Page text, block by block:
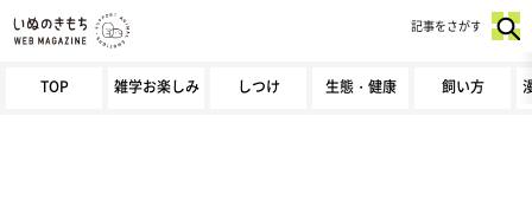
TOP 雑学お楽しみ しつけ 生態・健康 飼い方
記事をさがす